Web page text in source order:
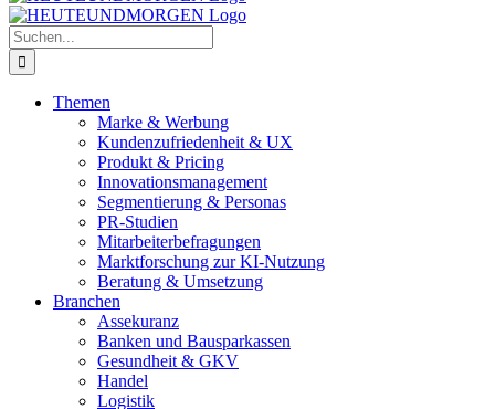
Suche
nach:
Themen
Marke & Werbung
Kundenzufriedenheit & UX
Produkt & Pricing
Innovationsmanagement
Segmentierung & Personas
PR-Studien
Mitarbeiterbefragungen
Marktforschung zur KI-Nutzung
Beratung & Umsetzung
Branchen
Assekuranz
Banken und Bausparkassen
Gesundheit & GKV
Handel
Logistik